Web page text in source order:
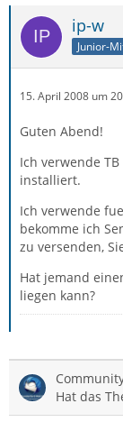
ip-w
Junior-
15. April 2008 um
Guten Abend!
Ich verwende
installiert.
Ich verwende
bekomme ich
zu versenden,
Hat jemand
liegen kann?
Hat das